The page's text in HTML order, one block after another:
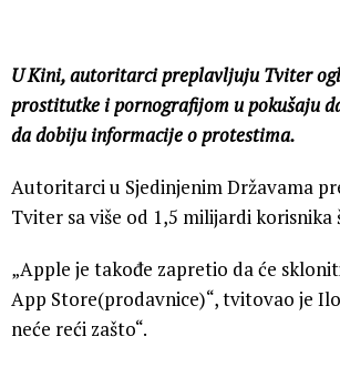
U Kini, autoritarci preplavljuju Tviter
prostitutke i pornografijom u pokušaju
da dobiju informacije o protestima.
Autoritarci u Sjedinjenim Državama
Tviter sa više od 1,5 milijardi korisnika
„Apple je takođe zapretio da će
App Store(prodavnice)“, tvitovao je
neće reći zašto“.